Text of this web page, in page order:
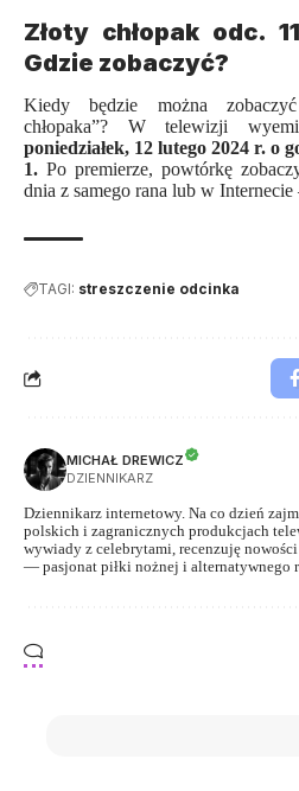
Złoty chłopak odc.
Gdzie zobaczyć?
Kiedy będzie można
chłopaka”? W telewizji
poniedziałek, 12 lutego 2024 r. o
1. Po premierze, powtórkę
dnia z samego rana lub w
TAGI: streszczenie odcinka
MICHAŁ DREWICZ
DZIENNIKARZ
Dziennikarz internetowy. Na co dzień
polskich i zagranicznych produkcjach
wywiady z celebrytami, recenzuję
— pasjonat piłki nożnej i alternatywnego